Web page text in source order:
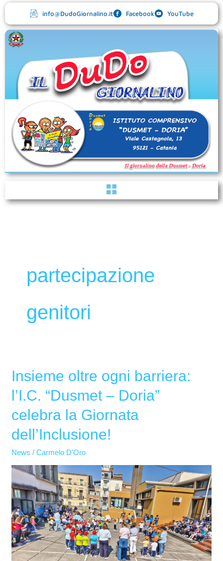
contenuto
info@DudoGiornalino.it Facebook YouTube
Menu
partecipazione
genitori
Insieme oltre ogni barriera:
l’I.C. “Dusmet – Doria”
celebra la Giornata
dell’Inclusione!
News /Carmelo D'Oro
Insieme
ogni
barriera:
“Dusmet
–
Doria”
celebra
la
Giornata
dell’Inclusione!